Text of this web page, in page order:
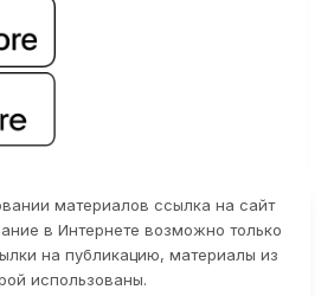
материалов ссылка на сайт
в Интернете возможно только
на публикацию, материалы из
использованы.